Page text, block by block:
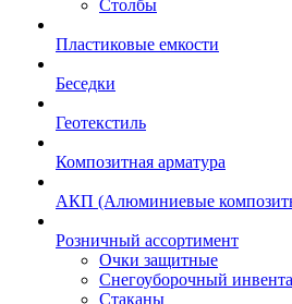
Столбы
Пластиковые емкости
Беседки
Геотекстиль
Композитная арматура
АКП (Алюминиевые
Розничный ассортимент
Очки защитные
Снегоуборочный
Стаканы